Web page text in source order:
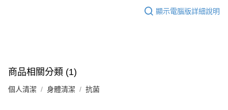
顯示電腦版詳細說明
商品相關分類 (1)
個人清潔 身體清潔 抗菌